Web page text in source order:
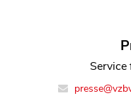
Service
Leiter